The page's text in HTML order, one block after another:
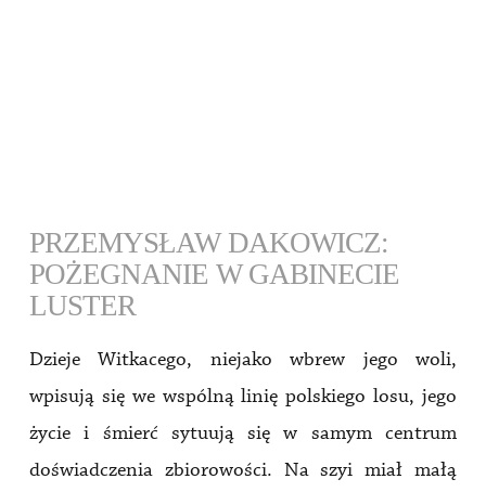
PRZEMYSŁAW DAKOWICZ:
POŻEGNANIE W GABINECIE
LUSTER
Dzieje Witkacego, niejako wbrew jego woli,
wpisują się we wspólną linię polskiego losu, jego
życie i śmierć sytuują się w samym centrum
doświadczenia zbiorowości. Na szyi miał małą